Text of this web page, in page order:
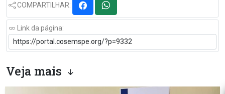
COMPARTILHAR:
Link da página:
Veja mais